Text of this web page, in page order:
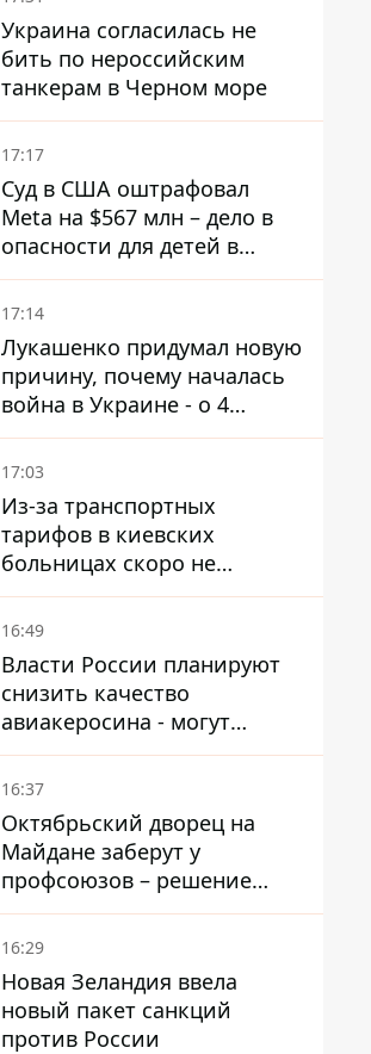
Украина согласилась не
бить по нероссийским
танкерам в Черном море
17:17
Суд в США оштрафовал
Meta на $567 млн ​​– дело в
опасности для детей в
соцсетях
17:14
Лукашенко придумал новую
причину, почему началась
война в Украине - о 4
позициях речь не идет
17:03
Из-за транспортных
тарифов в киевских
больницах скоро не
останется медсестер и
санитарок - профессор
16:49
Власти России планируют
снизить качество
авиакеросина - могут
появиться проблемы с
самолетами в Якутию
16:37
Октябрьский дворец на
Майдане заберут у
профсоюзов – решение
Хозяйственного суда
16:29
Новая Зеландия ввела
новый пакет санкций
против России